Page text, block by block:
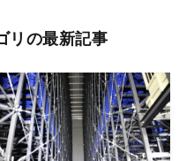
リの最新記事